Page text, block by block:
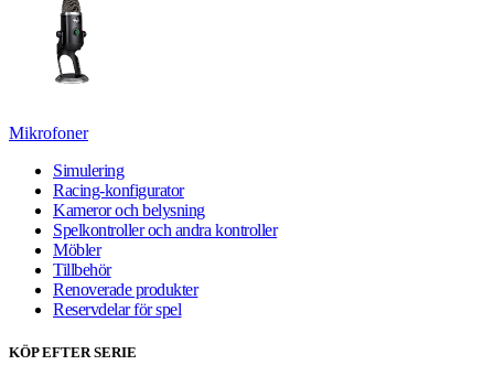
Mikrofoner
Simulering
Racing-konfigurator
Kameror och belysning
Spelkontroller och andra kontroller
Möbler
Tillbehör
Renoverade produkter
Reservdelar för spel
KÖP EFTER SERIE